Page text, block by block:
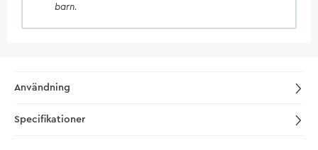
barn.
Användning
Specifikationer